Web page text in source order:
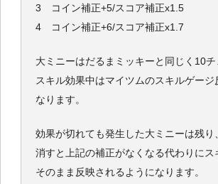
3 コイン補正+5/スコア補正x1.5
4 コイン補正+6/スコア補正x1.7
大ミニーはだるまミッキーと同じく10チ
スキル効果中はマイツムのスキルゲージ
なります。
効果が切れても発生した大ミニーは残り
消すと上記の補正がなくなる代わりにス
そのまま反映されるようになります。